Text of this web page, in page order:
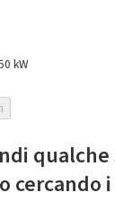
kW
qualche
cercando